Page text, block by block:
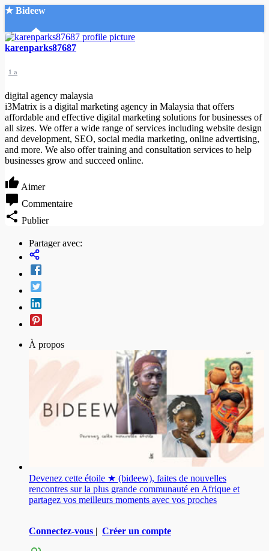
★ Bideew
Accueil
Recherche Avancée
Mon compte
Connexion
karenparks87687
1 a
digital agency malaysia
i3Matrix is a digital marketing agency in Malaysia that offers
affordable and effective digital marketing solutions for businesses of
all sizes. We offer a wide range of services including website design
and development, SEO, social media marketing, online advertising,
and more. We also offer training and consultation services to help
businesses grow and succeed online.
Aimer
Commentaire
Publier
Partager avec:
À propos
Devenez cette étoile ★ (bideew), faites de nouvelles
rencontres sur la plus grande communauté en Afrique et
partagez vos meilleurs moments avec vos proches
Connectez-vous | Créer un compte